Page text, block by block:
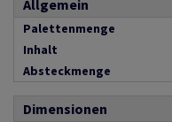
Allgemein
Palettenmenge
Inhalt
Absteckmenge
Dimensionen